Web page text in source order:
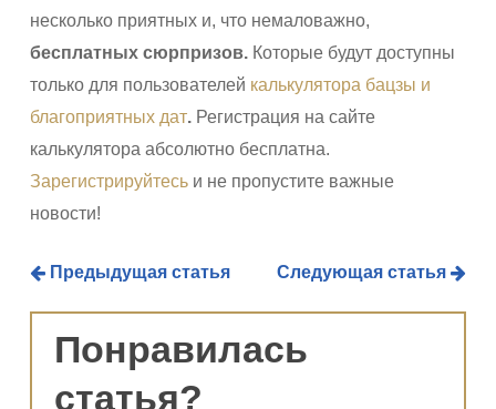
несколько приятных и, что немаловажно,
бесплатных сюрпризов. Которые будут доступны
только для пользователей калькулятора бацзы и
благоприятных дат. Регистрация на сайте
калькулятора абсолютно бесплатна.
Зарегистрируйтесьи не пропустите важные
новости!
Предыдущая статья Следующая статья
Понравилась
статья?